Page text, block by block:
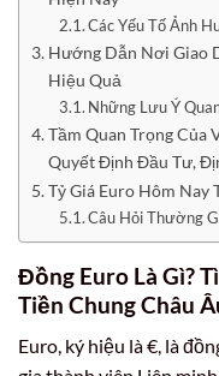
Các Yếu Tố Ảnh
Hướng Dẫn Nơi Giao
Hiệu Quả
Những Lưu Ý
Tầm Quan Trọng Của
Quyết Định Đầu Tư,
Tỷ Giá Euro Hôm Nay
Câu Hỏi Thường
Đồng Euro Là Gì?
Tiền Chung Châu
Euro, ký hiệu là €, là